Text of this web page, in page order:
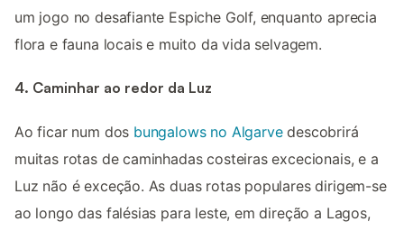
um jogo no desafiante Espiche Golf, enquanto aprecia
flora e fauna locais e muito da vida selvagem.
4. Caminhar ao redor da Luz
Ao ficar num dos bungalows no Algarvedescobrirá
muitas rotas de caminhadas costeiras excecionais, e a
Luz não é exceção. As duas rotas populares dirigem-se
ao longo das falésias para leste, em direção a Lagos,